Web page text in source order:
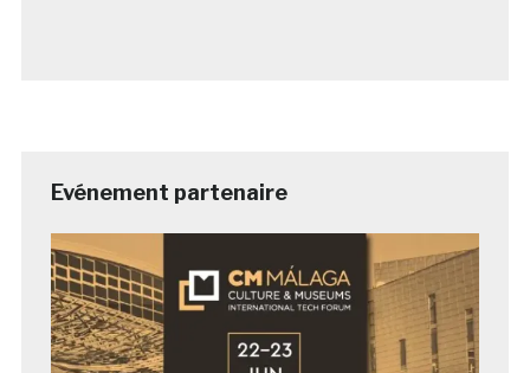
Evénement partenaire